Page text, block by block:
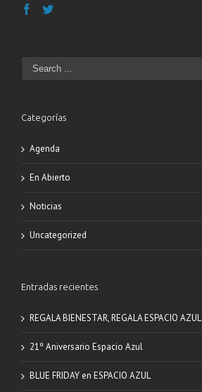
Categorías
Agenda
En Abierto
Noticias
Uncategorized
Entradas recientes
REGALA BIENESTAR, REGALA ESPACIO AZUL
21º Aniversario Espacio Azul
BLUE FRIDAY en ESPACIO AZUL